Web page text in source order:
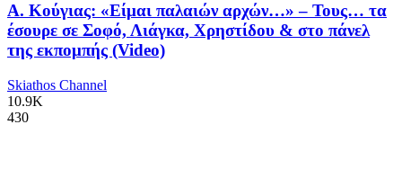
Α. Κούγιας: «Είμαι παλαιών αρχών…» – Τους… τα
έσουρε σε Σοφό, Λιάγκα, Χρηστίδου & στο πάνελ
της εκπομπής (Video)
Skiathos Channel
10.9K
430